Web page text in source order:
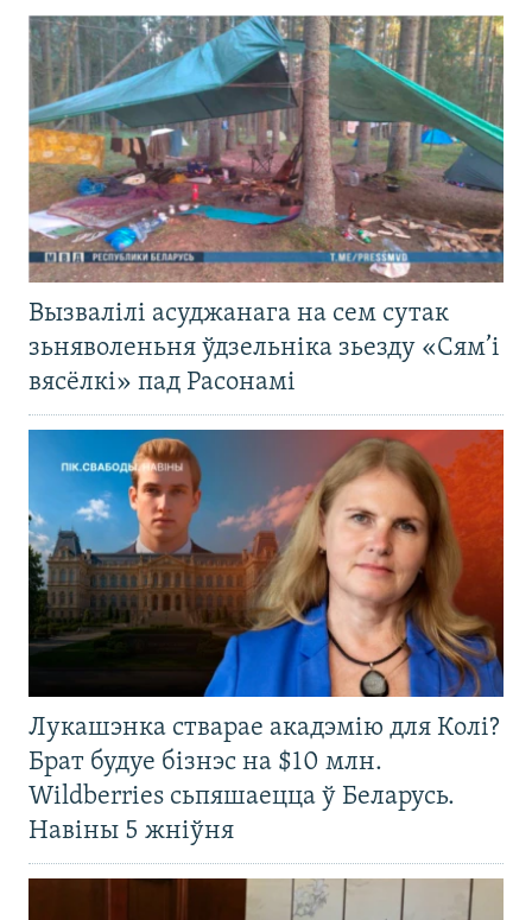
Вызвалілі асуджанага на сем сутак
зьняволеньня ўдзельніка зьезду «Сям’і
вясёлкі» пад Расонамі
Лукашэнка стварае акадэмію для Колі?
Брат будуе бізнэс на $10 млн.
Wildberries сьпяшаецца ў Беларусь.
Навіны 5 жніўня